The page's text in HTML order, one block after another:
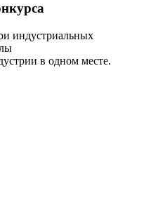
индустриальных
в одном месте.